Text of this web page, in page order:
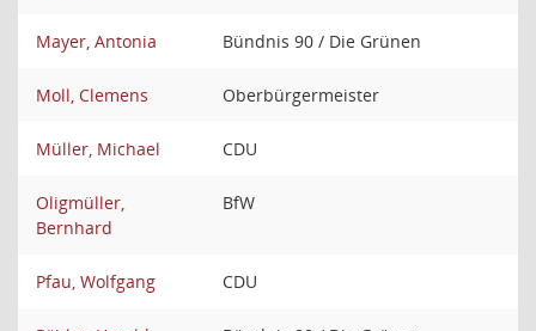
Mayer, Antonia Bündnis 90 / Die Grünen
Moll, Clemens Oberbürgermeister
Müller, Michael CDU
Oligmüller,
Bernhard
BfW
Pfau, Wolfgang CDU